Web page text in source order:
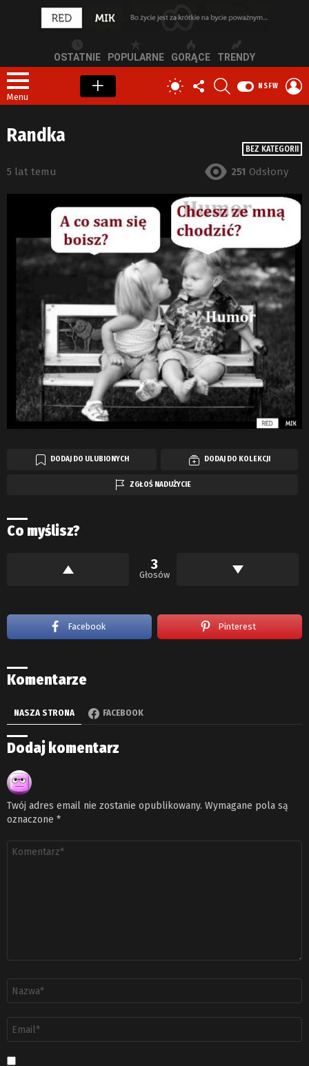
OSTATNIE POPULARNE GORĄCE TRENDY
Menu
PRZEŁĄCZ
SKÓRKĘ
OBSERWUJ
NAS
NSFW
BEZ KATEGORII
Randka
5 lat temu 251 Odsłony
DODAJ DO ULUBIONYCH DODAJ DO KOLEKCJI
ZGŁOŚ NADUŻYCIE
Co myślisz?
3
Głosów
Facebook Pinterest
Komentarze
NASZA STRONA FACEBOOK
Dodaj komentarz
Twój adres email nie zostanie opublikowany. Wymagane pola są
oznaczone *
Komentarz
email
*